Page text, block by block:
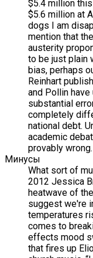
$5.4 million
$5.6 million at
dogs I am
mention that
austerity
to be just plain
bias, perhaps
Reinhart
and Pollin
substantial
completely
national debt.
academic
provably wrong.
Минусы
What sort of
2012 Jessica
heatwave of
suggest we're
temperatures
comes to
effects mood
that fires up